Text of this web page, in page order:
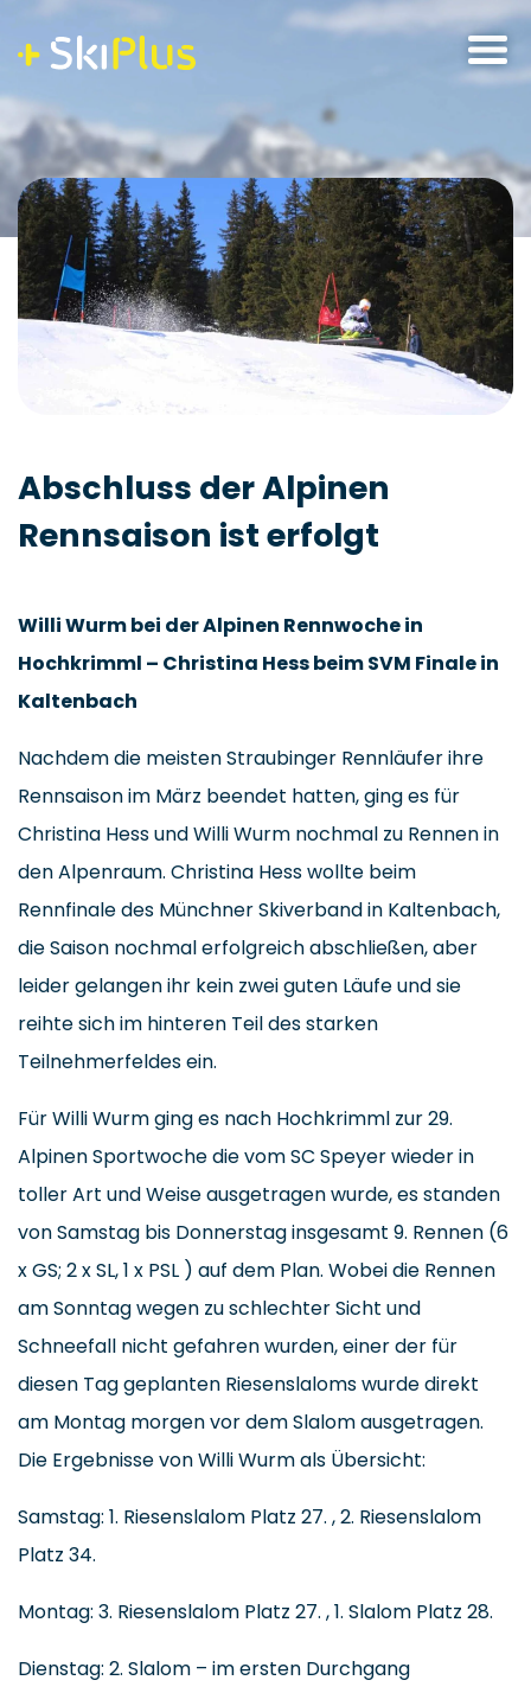
content
Abschluss der Alpinen
Rennsaison ist erfolgt
Willi Wurm bei der Alpinen Rennwoche in
Hochkrimml – Christina Hess beim SVM Finale in
Kaltenbach
Nachdem die meisten Straubinger Rennläufer ihre
Rennsaison im März beendet hatten, ging es für
Christina Hess und Willi Wurm nochmal zu Rennen in
den Alpenraum. Christina Hess wollte beim
Rennfinale des Münchner Skiverband in Kaltenbach,
die Saison nochmal erfolgreich abschließen, aber
leider gelangen ihr kein zwei guten Läufe und sie
reihte sich im hinteren Teil des starken
Teilnehmerfeldes ein.
Für Willi Wurm ging es nach Hochkrimml zur 29.
Alpinen Sportwoche die vom SC Speyer wieder in
toller Art und Weise ausgetragen wurde, es standen
von Samstag bis Donnerstag insgesamt 9. Rennen (6
x GS; 2 x SL, 1 x PSL ) auf dem Plan. Wobei die Rennen
am Sonntag wegen zu schlechter Sicht und
Schneefall nicht gefahren wurden, einer der für
diesen Tag geplanten Riesenslaloms wurde direkt
am Montag morgen vor dem Slalom ausgetragen.
Die Ergebnisse von Willi Wurm als Übersicht:
Samstag: 1. Riesenslalom Platz 27. , 2. Riesenslalom
Platz 34.
Montag: 3. Riesenslalom Platz 27. , 1. Slalom Platz 28.
Dienstag: 2. Slalom – im ersten Durchgang